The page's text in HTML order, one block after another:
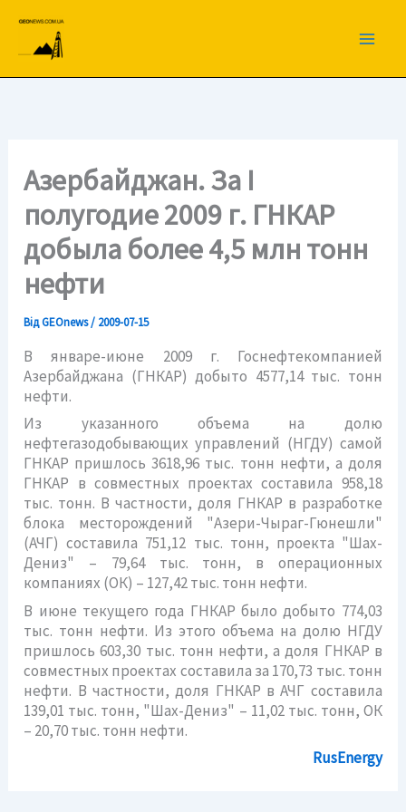
вмісту
Азербайджан. За I
полугодие 2009 г. ГНКАР
добыла более 4,5 млн тонн
нефти
ВідGEOnews/ 2009-07-15
В январе-июне 2009 г. Госнефтекомпанией
Азербайджана (ГНКАР) добыто 4577,14 тыс. тонн
нефти.
Из указанного объема на долю
нефтегазодобывающих управлений (НГДУ) самой
ГНКАР пришлось 3618,96 тыс. тонн нефти, а доля
ГНКАР в совместных проектах составила 958,18
тыс. тонн. В частности, доля ГНКАР в разработке
блока месторождений "Азери-Чыраг-Гюнешли"
(АЧГ) составила 751,12 тыс. тонн, проекта "Шах-
Дениз" – 79,64 тыс. тонн, в операционных
компаниях (ОК) – 127,42 тыс. тонн нефти.
В июне текущего года ГНКАР было добыто 774,03
тыс. тонн нефти. Из этого объема на долю НГДУ
пришлось 603,30 тыс. тонн нефти, а доля ГНКАР в
совместных проектах составила за 170,73 тыс. тонн
нефти. В частности, доля ГНКАР в АЧГ составила
139,01 тыс. тонн, "Шах-Дениз" – 11,02 тыс. тонн, ОК
– 20,70 тыс. тонн нефти.
RusEnergy